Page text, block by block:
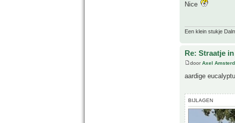
Nice
Een klein stukje
Re: Straatje
doorAxel
aardige
BIJLAGEN